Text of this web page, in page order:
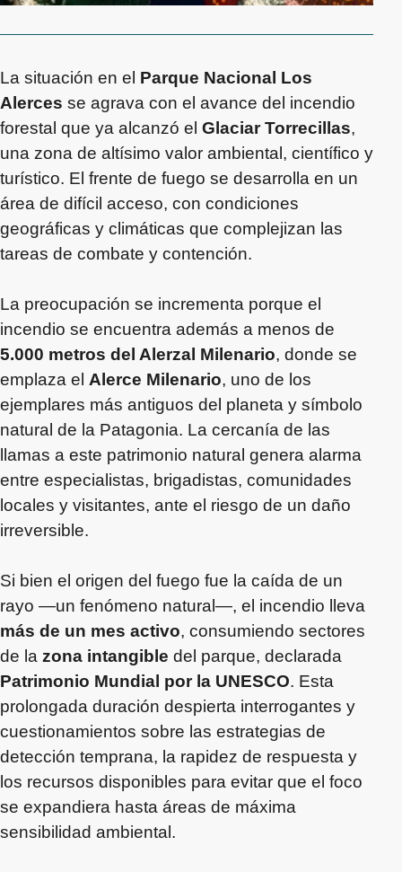
La situación en el Parque Nacional Los
Alerces se agrava con el avance del incendio
forestal que ya alcanzó el Glaciar Torrecillas,
una zona de altísimo valor ambiental, científico y
turístico. El frente de fuego se desarrolla en un
área de difícil acceso, con condiciones
geográficas y climáticas que complejizan las
tareas de combate y contención.
La preocupación se incrementa porque el
incendio se encuentra además a menos de
5.000 metros del Alerzal Milenario, donde se
emplaza el Alerce Milenario, uno de los
ejemplares más antiguos del planeta y símbolo
natural de la Patagonia. La cercanía de las
llamas a este patrimonio natural genera alarma
entre especialistas, brigadistas, comunidades
locales y visitantes, ante el riesgo de un daño
irreversible.
Si bien el origen del fuego fue la caída de un
rayo —un fenómeno natural—, el incendio lleva
más de un mes activo, consumiendo sectores
de la zona intangible del parque, declarada
Patrimonio Mundial por la UNESCO. Esta
prolongada duración despierta interrogantes y
cuestionamientos sobre las estrategias de
detección temprana, la rapidez de respuesta y
los recursos disponibles para evitar que el foco
se expandiera hasta áreas de máxima
sensibilidad ambiental.